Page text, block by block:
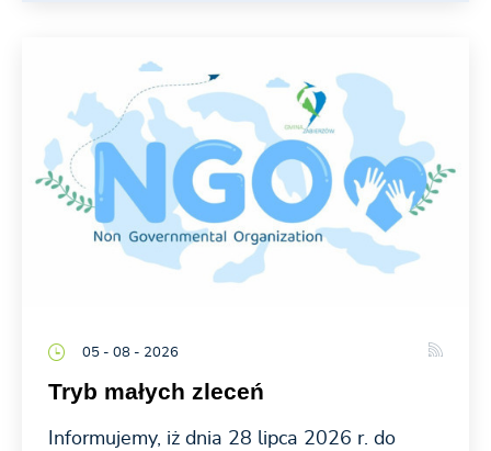
05 - 08 - 2026
Tryb małych zleceń
Informujemy, iż dnia 28 lipca 2026 r. do